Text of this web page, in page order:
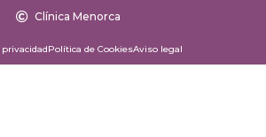
Clínica Menorca
Política de CookiesAviso legal